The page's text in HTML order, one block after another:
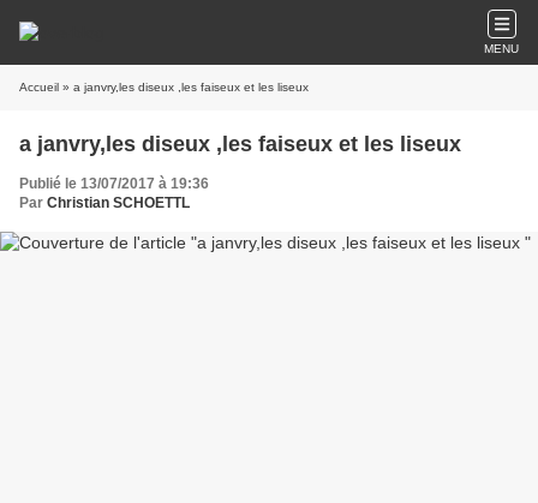
MENU
Accueil » a janvry,les diseux ,les faiseux et les liseux
a janvry,les diseux ,les faiseux et les liseux
Publié le 13/07/2017 à 19:36
Par Christian SCHOETTL